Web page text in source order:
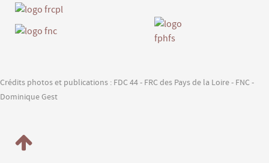
Crédits photos et publications : FDC 44 - FRC des Pays de la Loire - FNC -
Dominique Gest